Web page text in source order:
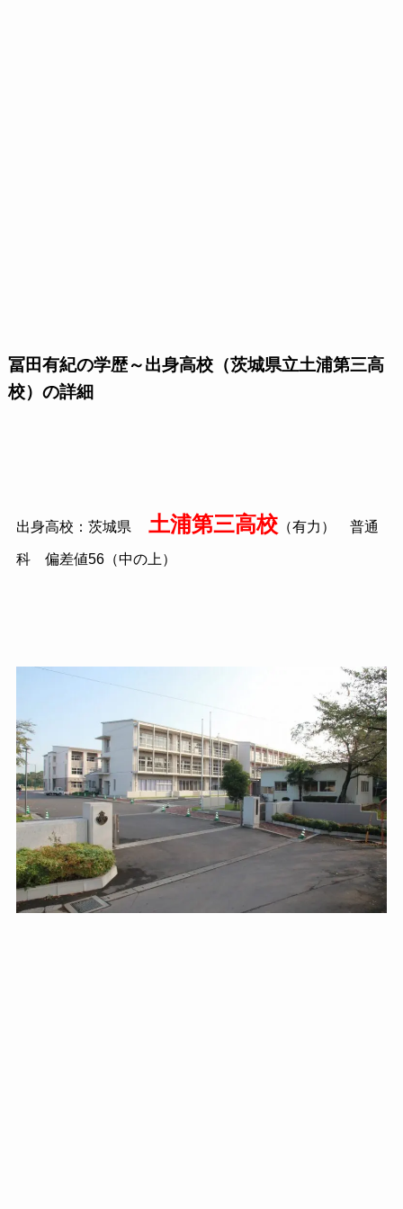
冨田有紀の学歴～出身高校（茨城県立土浦第三高
校）の詳細
出身高校：茨城県 土浦第三高校（有力） 普通
科 偏差値56（中の上）